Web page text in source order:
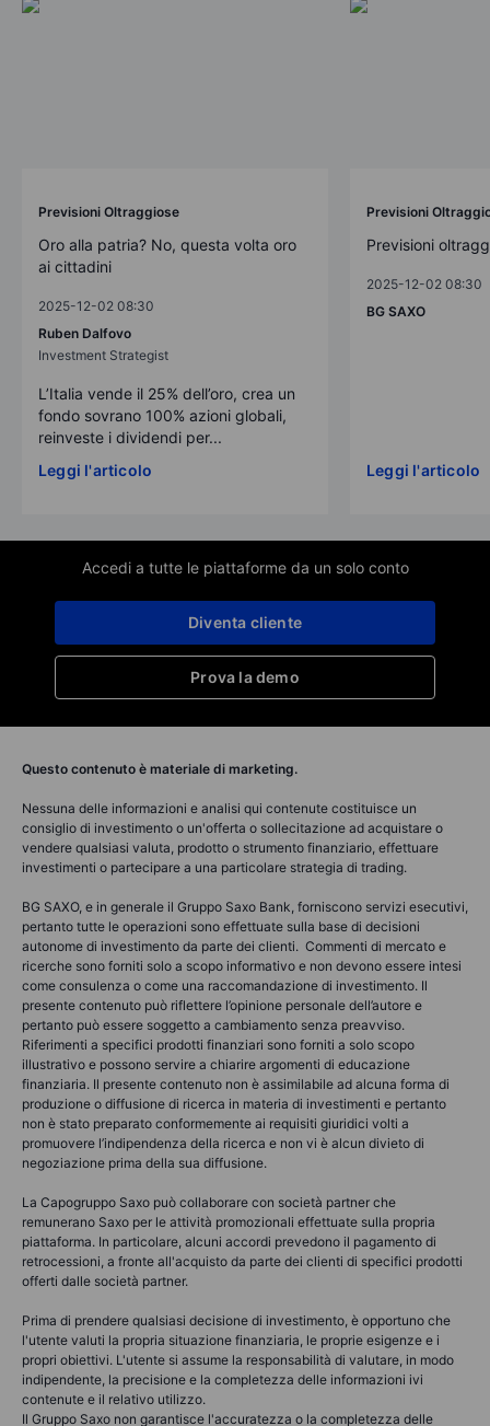
Previsioni Oltraggiose
Oro alla patria? No, questa volta oro
ai cittadini
2025-12-02 08:30
Ruben Dalfovo
Investment Strategist
L’Italia vende il 25% dell’oro, crea un
fondo sovrano 100% azioni globali,
reinveste i dividendi per...
Leggi l'articolo
Previsioni
Previsioni
2025-12-02 08:30
BG SAXO
Leggi l'articolo
Accedi a tutte le piattaforme da un solo conto
Prova la demo
Diventa cliente
Questo contenuto è materiale di marketing.
Nessuna delle informazioni e analisi qui contenute costituisce un
consiglio di investimento o un'offerta o sollecitazione ad acquistare o
vendere qualsiasi valuta, prodotto o strumento finanziario, effettuare
investimenti o partecipare a una particolare strategia di trading.
BG SAXO, e in generale il Gruppo Saxo Bank, forniscono servizi esecutivi,
pertanto tutte le operazioni sono effettuate sulla base di decisioni
autonome di investimento da parte dei clienti. Commenti di mercato e
ricerche sono forniti solo a scopo informativo e non devono essere intesi
come consulenza o come una raccomandazione di investimento. Il
presente contenuto può riflettere l’opinione personale dell’autore e
pertanto può essere soggetto a cambiamento senza preavviso.
Riferimenti a specifici prodotti finanziari sono forniti a solo scopo
illustrativo e possono servire a chiarire argomenti di educazione
finanziaria. Il presente contenuto non è assimilabile ad alcuna forma di
produzione o diffusione di ricerca in materia di investimenti e pertanto
non è stato preparato conformemente ai requisiti giuridici volti a
promuovere l’indipendenza della ricerca e non vi è alcun divieto di
negoziazione prima della sua diffusione.
La Capogruppo Saxo può collaborare con società partner che
remunerano Saxo per le attività promozionali effettuate sulla propria
piattaforma. In particolare, alcuni accordi prevedono il pagamento di
retrocessioni, a fronte all'acquisto da parte dei clienti di specifici prodotti
offerti dalle società partner.
Prima di prendere qualsiasi decisione di investimento, è opportuno che
l'utente valuti la propria situazione finanziaria, le proprie esigenze e i
propri obiettivi. L'utente si assume la responsabilità di valutare, in modo
indipendente, la precisione e la completezza delle informazioni ivi
contenute e il relativo utilizzo.
Il Gruppo Saxo non garantisce l'accuratezza o la completezza delle